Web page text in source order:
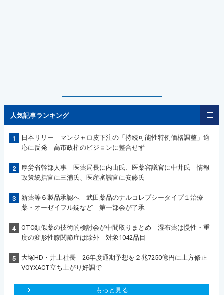
人気記事ランキング
1
日本リリー マンジャロ皮下注の「持続可能性特例価格調整」適
応に反発 高市政権のビジョンに整合せず
2
厚労省幹部人事 医薬局長に内山氏、医薬審議官に中井氏 情報
政策統括官に三浦氏、医産審議官に安藤氏
3
新薬等６製品承認へ 武田薬品のナルコレプシータイプ１治療
薬・オーゼイフル錠など 第一部会が了承
4
OTC類似薬の技術的検討会が中間取りまとめ 湿布薬は慢性・重
度の変形性膝関節症は除外 対象1042品目
5
大塚HD・井上社長 26年度通期予想を２兆7250億円に上方修正
VOYXACT立ち上がり好調で
もっと見る